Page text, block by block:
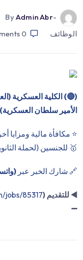
-by
Admin Abr
الوظائف
0
Comments
(
🔴) الكلية العسكرية
الأمير سلطان العسكرية)
⭐️ مكافأة مالية ومزايا
🥇 للجنسين (لحملة
🔗 شارك الخبر عبر
◀️ للتقديم (jobs/85317
➖